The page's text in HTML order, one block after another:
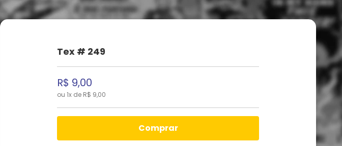
Tex # 249
R$ 9,00
ou 1x de R$ 9,00
comprar